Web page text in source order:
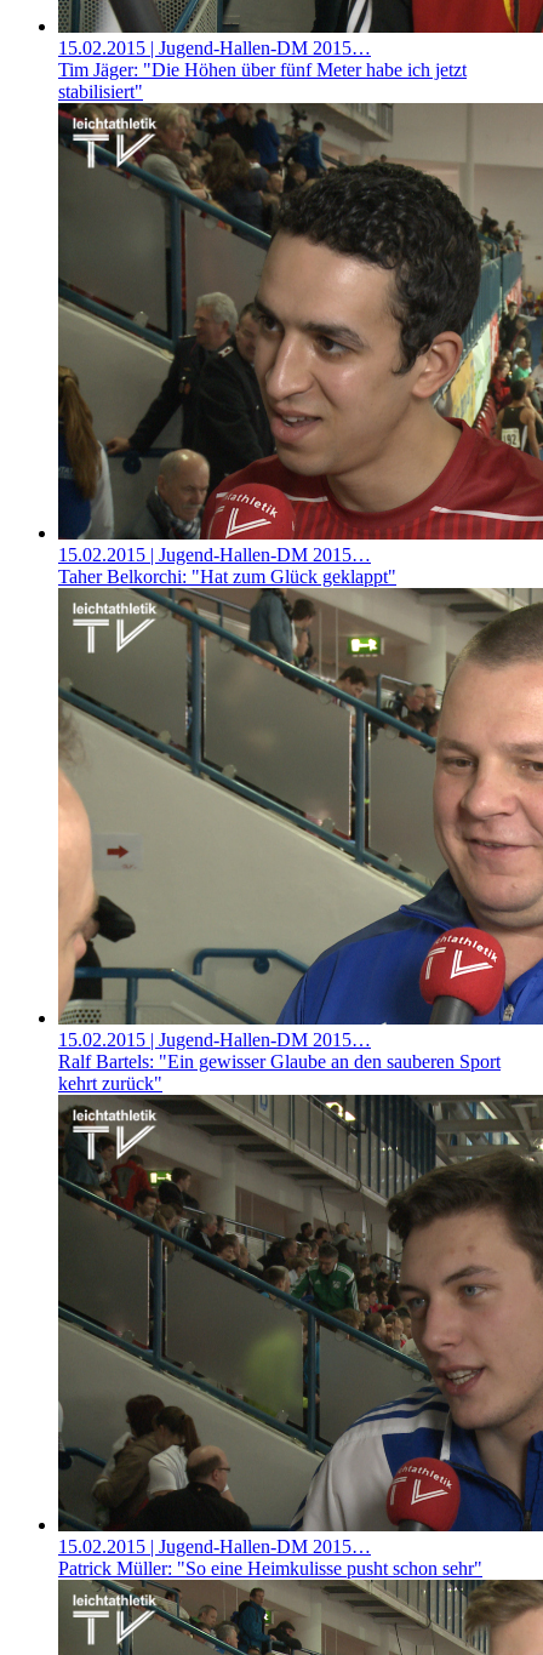
15.02.2015 | Jugend-Hallen-DM 2015…
Tim Jäger: "Die Höhen über fünf Meter habe ich jetzt
stabilisiert"
15.02.2015 | Jugend-Hallen-DM 2015…
Taher Belkorchi: "Hat zum Glück geklappt"
15.02.2015 | Jugend-Hallen-DM 2015…
Ralf Bartels: "Ein gewisser Glaube an den sauberen Sport
kehrt zurück"
15.02.2015 | Jugend-Hallen-DM 2015…
Patrick Müller: "So eine Heimkulisse pusht schon sehr"